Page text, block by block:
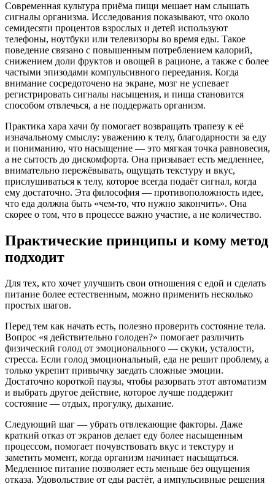
Современная культура приёма пищи мешает нам слышать
сигналы организма. Исследования показывают, что около
семидесяти процентов взрослых и детей используют
телефоны, ноутбуки или телевизоры во время еды. Такое
поведение связано с повышенным потреблением калорий,
снижением доли фруктов и овощей в рационе, а также с более
частыми эпизодами компульсивного переедания. Когда
внимание сосредоточено на экране, мозг не успевает
регистрировать сигналы насыщения, и пища становится
способом отвлечься, а не поддержать организм.
Практика хара хачи бу помогает возвращать трапезу к её
изначальному смыслу: уважению к телу, благодарности за еду
и пониманию, что насыщение — это мягкая точка равновесия,
а не сытость до дискомфорта. Она призывает есть медленнее,
внимательно пережёвывать, ощущать текстуру и вкус,
прислушиваться к телу, которое всегда подаёт сигнал, когда
ему достаточно. Эта философия — противоположность идее,
что еда должна быть «чем-то, что нужно закончить». Она
скорее о том, что в процессе важно участие, а не количество.
Практические принципы и кому метод
подходит
Для тех, кто хочет улучшить свои отношения с едой и сделать
питание более естественным, можно применить несколько
простых шагов.
Перед тем как начать есть, полезно проверить состояние тела.
Вопрос «я действительно голоден?» помогает различить
физический голод от эмоционального — скуки, усталости,
стресса. Если голод эмоциональный, еда не решит проблему, а
только укрепит привычку заедать сложные эмоции.
Достаточно короткой паузы, чтобы разорвать этот автоматизм
и выбрать другое действие, которое лучше поддержит
состояние — отдых, прогулку, дыхание.
Следующий шаг — убрать отвлекающие факторы. Даже
краткий отказ от экранов делает еду более насыщенным
процессом, помогает почувствовать вкус и текстуру и
заметить момент, когда организм начинает насыщаться.
Медленное питание позволяет есть меньше без ощущения
отказа. Удовольствие от еды растёт, а импульсивные решения